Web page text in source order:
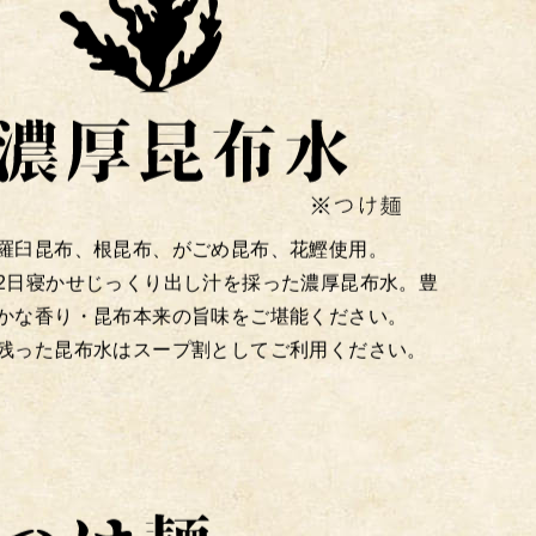
臼昆布、根昆布、がごめ昆布、花鰹使用。
日寝かせじっくり出し汁を採った濃厚昆布水。豊
な香り・昆布本来の旨味をご堪能ください。
った昆布水はスープ割としてご利用ください。